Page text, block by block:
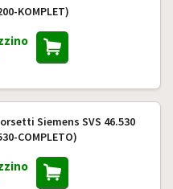
KOMPLET)
Siemens SVS 46.530
COMPLETO)